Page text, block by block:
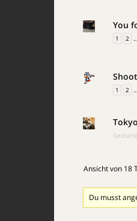
You
1 2 …
1 2 …
Ansicht von 18
Du musst